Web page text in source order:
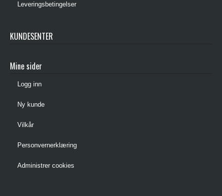
Leveringsbetingelser
KUNDESENTER
Mine sider
Logg inn
Ny kunde
Vilkår
Personvernerklæring
Administrer cookies